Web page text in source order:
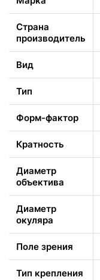
Страна
производитель
Вид
Тип
Форм-фактор
Кратность
Диаметр
объектива
Диаметр
окуляра
Поле зрения
Тип крепления